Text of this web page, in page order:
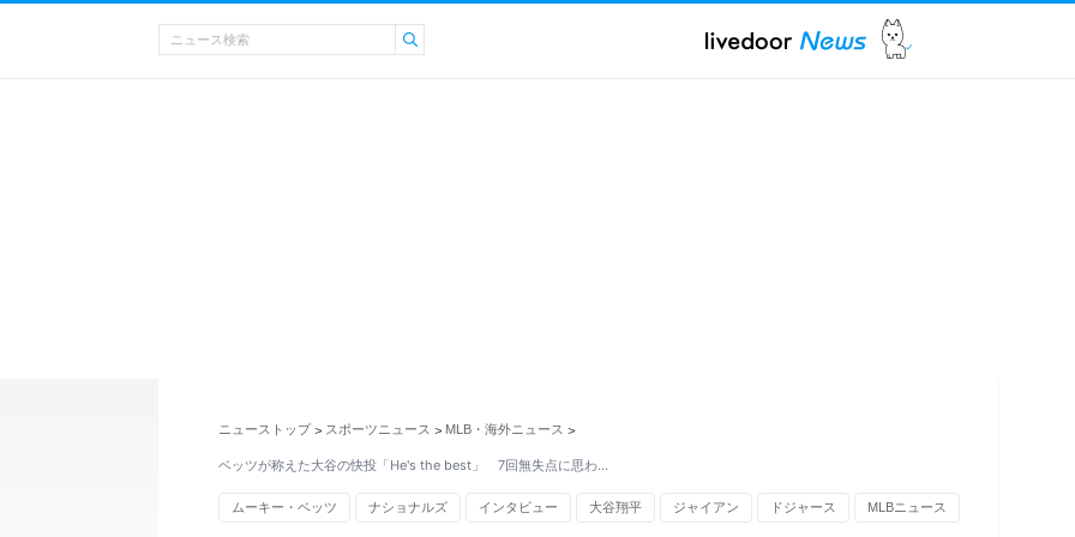
ニューストップ > スポーツニュース > MLB・海外ニュース >
ベッツが称えた大谷の快投「He's the best」 7回無失点に思わ…
ムーキー・ベッツ ナショナルズ インタビュー 大谷翔平 ジャイアン ドジャース MLBニュース